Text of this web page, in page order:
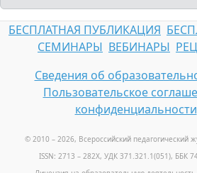
БЕСПЛАТНАЯ ПУБЛИКАЦИЯ
СЕМИНАРЫ ВЕБИНАРЫ
Сведения об
Пользовательское
конфиденциальности
© 2010 – 2026, Всероссийский педагогический
ISSN: 2713 – 282X, УДК 371.321.1(051), ББК